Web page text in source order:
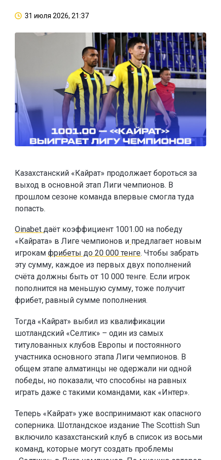
31 июля 2026, 21:37
Казахстанский «Кайрат» продолжает бороться за
выход в основной этап Лиги чемпионов. В
прошлом сезоне команда впервые смогла туда
попасть.
Oinabet даёт коэффициент 1001.00 на победу
«Кайрата» в Лиге чемпионов и предлагает новым
игрокам фрибеты до 20 000 тенге. Чтобы забрать
эту сумму, каждое из первых двух пополнений
счёта должны быть от 10 000 тенге. Если игрок
пополнится на меньшую сумму, тоже получит
фрибет, равный сумме пополнения.
Тогда «Кайрат» выбил из квалификации
шотландский «Селтик» – один из самых
титулованных клубов Европы и постоянного
участника основного этапа Лиги чемпионов. В
общем этапе алматинцы не одержали ни одной
победы, но показали, что способны на равных
играть даже с такими командами, как «Интер».
Теперь «Кайрат» уже воспринимают как опасного
соперника. Шотландское издание The Scottish Sun
включило казахстанский клуб в список из восьми
команд, которые могут создать проблемы